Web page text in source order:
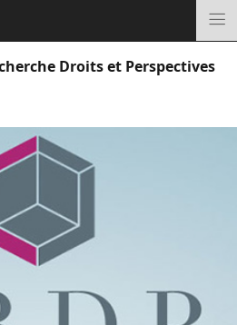
Droits et Perspectives